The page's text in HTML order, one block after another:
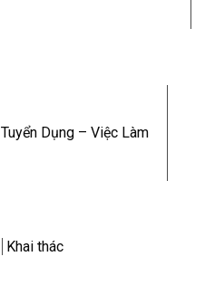
Tuyển Dụng – Việc Làm
Khai thác